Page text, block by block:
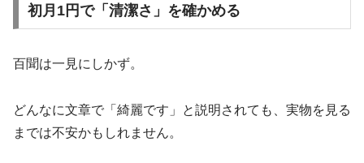
初月1円で「清潔さ」を確かめる
百聞は一見にしかず。
どんなに文章で「綺麗です」と説明されても、実物を見る
までは不安かもしれません。